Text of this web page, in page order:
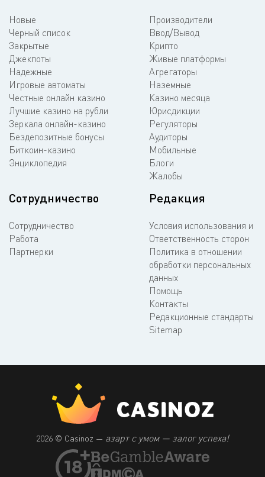
Новые
Черный список
Закрытые
Джекпоты
Надежные
Игровые автоматы
Честные онлайн казино
Лучшие казино на рубли
Зеркала онлайн-казино
Бездепозитные бонусы
Биткоин-казино
Энциклопедия
Производители
Ввод/Вывод
Крипто
Живые платформы
Агрегаторы
Наземные
Казино месяца
Юрисдикции
Регуляторы
Аудиторы
Мобильные
Блоги
Жалобы
Сотрудничество
Сотрудничество
Работа
Партнерки
Редакция
Условия использования и
Ответственность сторон
Политика в отношении
обработки персональных
данных
Помощь
Контакты
Редакционные стандарты
Sitemap
2026 © Casinoz — азарт с умом — залог успеха!